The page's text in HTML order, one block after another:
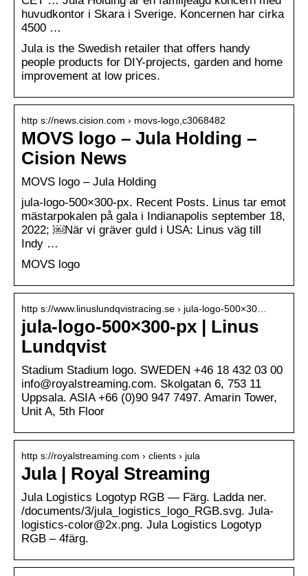
huvudkontor i Skara i Sverige. Koncernen har cirka
4500 …
Jula is the Swedish retailer that offers handy
people products for DIY-projects, garden and home
improvement at low prices.
http s://news.cision.com › movs-logo,c3068482
MOVS logo – Jula Holding –
Cision News
MOVS logo – Jula Holding
jula-logo-500×300-px. Recent Posts. Linus tar emot
mästarpokalen på gala i Indianapolis september 18,
2022; ￼När vi gräver guld i USA: Linus väg till
Indy …
MOVS logo
http s://www.linuslundqvistracing.se › jula-logo-500×30…
jula-logo-500×300-px | Linus
Lundqvist
Stadium Stadium logo. SWEDEN +46 18 432 03 00
info@royalstreaming.com. Skolgatan 6, 753 11
Uppsala. ASIA +66 (0)90 947 7497. Amarin Tower,
Unit A, 5th Floor
http s://royalstreaming.com › clients › jula
Jula | Royal Streaming
Jula Logistics Logotyp RGB — Färg. Ladda ner.
/documents/3/jula_logistics_logo_RGB.svg. Jula-
logistics-color@2x.png. Jula Logistics Logotyp
RGB – 4färg.